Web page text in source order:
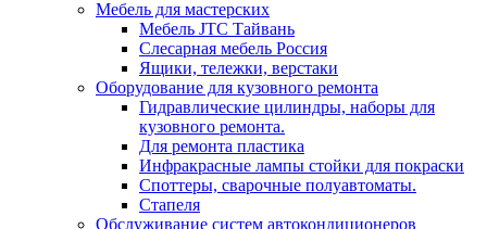
Мебель для мастерских
Мебель JTC Тайвань
Слесарная мебель Россия
Ящики, тележки, верстаки
Оборудование для кузовного ремонта
Гидравлические цилиндры, наборы для
кузовного ремонта.
Для ремонта пластика
Инфракрасные лампы стойки для покраски
Споттеры, сварочные полуавтоматы.
Стапеля
Обслуживание систем автокондиционеров